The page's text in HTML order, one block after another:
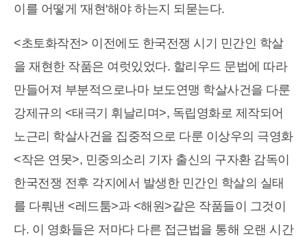
이를 어떻게 '재현'해야 하는지 되묻는다.
<초토화작전> 이전에도 한국전쟁 시기 민간인 학살
을 재현한 작품은 여럿있었다. 할리우드 문법에 따라
만들어져 부분적으로나마 보도연맹 학살사건을 다룬
강제규의 <태극기 휘날리며>, 독립영화로 제작되어
노근리 학살사건을 집중적으로 다룬 이상우의 극영화
<작은 연못>, 민중의소리 기자 출신의 구자환 감독이
한국전쟁 전후 각지에서 발생한 민간인 학살의 실태
를 다뤄낸 <레드툼>과 <해원>같은 작품들이 그것이
다. 이 영화들은 저마다 다른 접근법을 통해 오랜 시간